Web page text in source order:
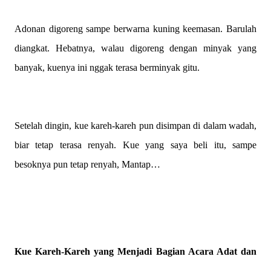
Adonan digoreng sampe berwarna kuning keemasan. Barulah
diangkat. Hebatnya, walau digoreng dengan minyak yang
banyak, kuenya ini nggak terasa berminyak gitu.
Setelah dingin, kue kareh-kareh pun disimpan di dalam wadah,
biar tetap terasa renyah. Kue yang saya beli itu, sampe
besoknya pun tetap renyah, Mantap…
Kue Kareh-Kareh yang Menjadi Bagian Acara Adat dan